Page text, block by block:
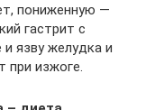
пониженную —
гастрит с
язву желудка и
при изжоге.